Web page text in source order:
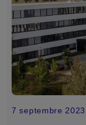
7 septembre 2023